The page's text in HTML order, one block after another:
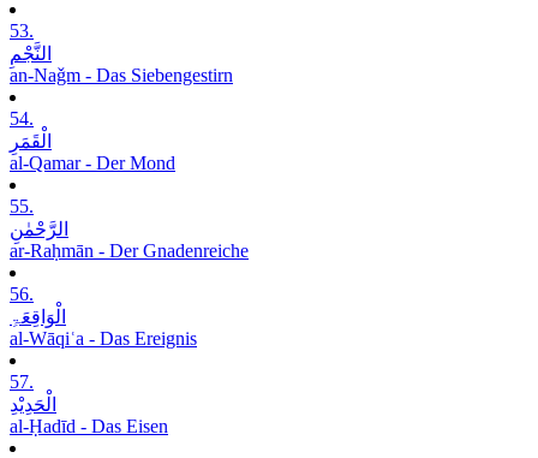
53.
النَّجْمِ
an-Naǧm - Das Siebengestirn
54.
الْقَمَرِ
al-Qamar - Der Mond
55.
الرَّحْمٰنِ
ar-Raḥmān - Der Gnadenreiche
56.
الْوَاقِعَۃِ
al-Wāqiʿa - Das Ereignis
57.
الْحَدِیْدِ
al-Ḥadīd - Das Eisen